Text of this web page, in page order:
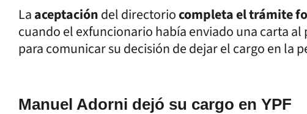
Laaceptacióndel directoriocompleta el trámite
cuando el exfuncionario había enviado una carta al
para comunicar su decisión de dejar el cargo en la
Manuel Adorni dejó su cargo en YPF